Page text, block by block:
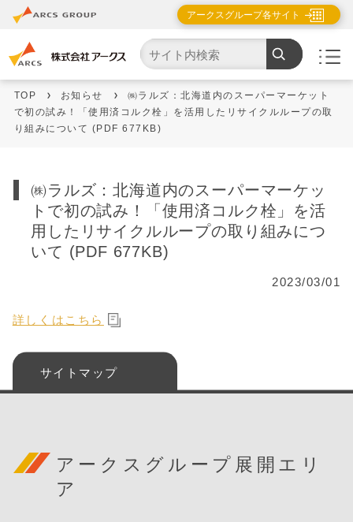
アークスグループ各サイト
TOP お知らせ
㈱ラルズ：北海道内のスーパーマーケット
で初の試み！「使用済コルク栓」を活用したリサイクルループの取
り組みについて (PDF 677KB)
㈱ラルズ：北海道内のスーパーマーケッ
トで初の試み！「使用済コルク栓」を活
用したリサイクルループの取り組みにつ
いて (PDF 677KB)
2023/03/01
詳しくはこちら
サイトマップ
アークスグループ展開エリ
ア